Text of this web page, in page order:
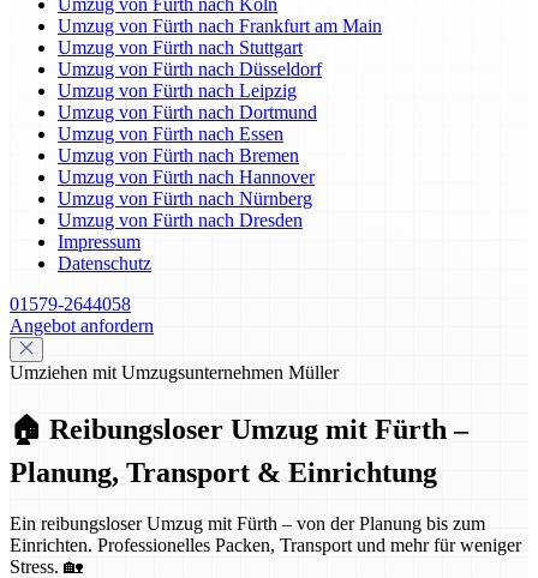
Umzug von Fürth nach Köln
Umzug von Fürth nach Frankfurt am Main
Umzug von Fürth nach Stuttgart
Umzug von Fürth nach Düsseldorf
Umzug von Fürth nach Leipzig
Umzug von Fürth nach Dortmund
Umzug von Fürth nach Essen
Umzug von Fürth nach Bremen
Umzug von Fürth nach Hannover
Umzug von Fürth nach Nürnberg
Umzug von Fürth nach Dresden
Impressum
Datenschutz
01579-2644058
Angebot anfordern
Umziehen mit Umzugsunternehmen Müller
🏠 Reibungsloser Umzug mit Fürth –
Planung, Transport & Einrichtung
Ein reibungsloser Umzug mit Fürth – von der Planung bis zum
Einrichten. Professionelles Packen, Transport und mehr für weniger
Stress. 🏡